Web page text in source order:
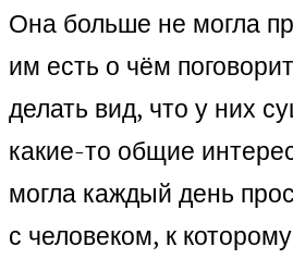
Она больше не могла
им есть о чём
делать вид, что у них
какие-то общие
могла каждый день
с человеком, к